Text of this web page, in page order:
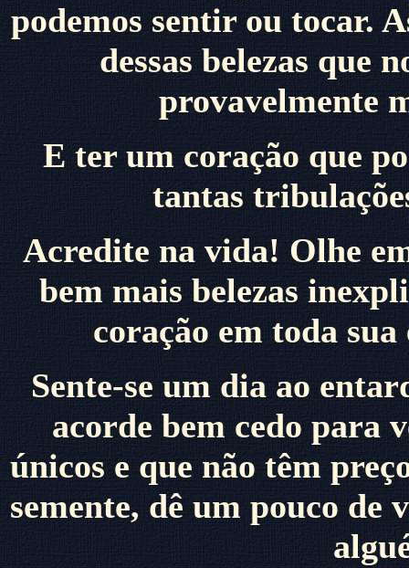
podemos sentir ou tocar.
dessas belezas que
provavelmente
E ter um coração que
tantas
Acredite na vida! Olhe
bem mais belezas
coração em toda
Sente-se um dia ao
acorde bem cedo para
únicos e que não têm
semente, dê um pouco de